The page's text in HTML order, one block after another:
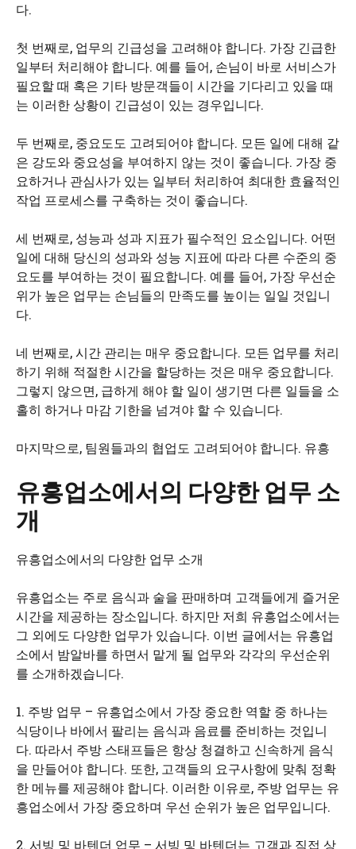
다.
첫 번째로, 업무의 긴급성을 고려해야 합니다. 가장 긴급한
일부터 처리해야 합니다. 예를 들어, 손님이 바로 서비스가
필요할 때 혹은 기타 방문객들이 시간을 기다리고 있을 때
는 이러한 상황이 긴급성이 있는 경우입니다.
두 번째로, 중요도도 고려되어야 합니다. 모든 일에 대해 같
은 강도와 중요성을 부여하지 않는 것이 좋습니다. 가장 중
요하거나 관심사가 있는 일부터 처리하여 최대한 효율적인
작업 프로세스를 구축하는 것이 좋습니다.
세 번째로, 성능과 성과 지표가 필수적인 요소입니다. 어떤
일에 대해 당신의 성과와 성능 지표에 따라 다른 수준의 중
요도를 부여하는 것이 필요합니다. 예를 들어, 가장 우선순
위가 높은 업무는 손님들의 만족도를 높이는 일일 것입니
다.
네 번째로, 시간 관리는 매우 중요합니다. 모든 업무를 처리
하기 위해 적절한 시간을 할당하는 것은 매우 중요합니다.
그렇지 않으면, 급하게 해야 할 일이 생기면 다른 일들을 소
홀히 하거나 마감 기한을 넘겨야 할 수 있습니다.
마지막으로, 팀원들과의 협업도 고려되어야 합니다. 유흥
유흥업소에서의 다양한 업무 소
개
유흥업소에서의 다양한 업무 소개
유흥업소는 주로 음식과 술을 판매하며 고객들에게 즐거운
시간을 제공하는 장소입니다. 하지만 저희 유흥업소에서는
그 외에도 다양한 업무가 있습니다. 이번 글에서는 유흥업
소에서 밤알바를 하면서 맡게 될 업무와 각각의 우선순위
를 소개하겠습니다.
1. 주방 업무 – 유흥업소에서 가장 중요한 역할 중 하나는
식당이나 바에서 팔리는 음식과 음료를 준비하는 것입니
다. 따라서 주방 스태프들은 항상 청결하고 신속하게 음식
을 만들어야 합니다. 또한, 고객들의 요구사항에 맞춰 정확
한 메뉴를 제공해야 합니다. 이러한 이유로, 주방 업무는 유
흥업소에서 가장 중요하며 우선 순위가 높은 업무입니다.
2. 서빙 및 바텐더 업무 – 서빙 및 바텐더는 고객과 직접 상